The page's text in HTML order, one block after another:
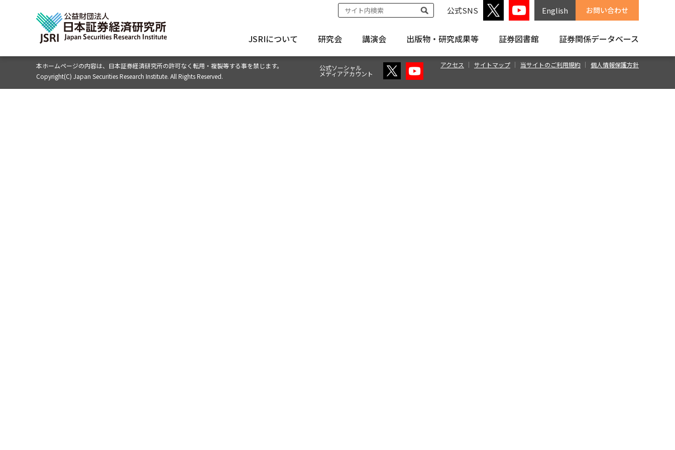
公式SNS English お問い合わせ
JSRIについて 研究会 講演会 出版物・ 研究成果等 証券図書館 証券関係データベース
アクセス サイトマップ 当サイトのご利用規約 個人情報保護方針
公式ソーシャル
メディアアカウント
本ホームページの内容は、 日本証券経済研究所の許可なく転用・複製等する事を禁じます。
Copyright(C) Japan Securities Research Institute. All Rights Reserved.